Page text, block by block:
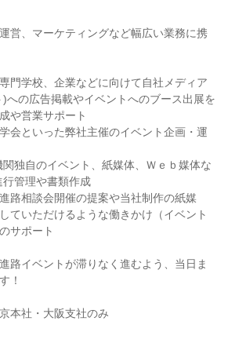
営、マーケティングなど幅広い業務に携
門学校、企業などに向けて自社メディア
への広告掲載やイベントへのブース出展を
や営業サポート
会といった弊社主催のイベント企画・運
関独自のイベント、紙媒体、Ｗｅｂ媒体な
管理や書類作成
路相談会開催の提案や当社制作の紙媒
ていただけるような働きかけ（イベント
サポート
路イベントが滞りなく進むよう、当日ま
！
本社・大阪支社のみ